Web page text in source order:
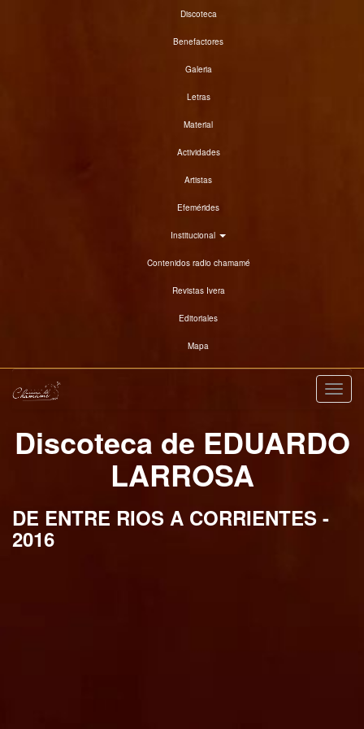
Discoteca
Benefactores
Galeria
Letras
Material
Actividades
Artistas
Efemérides
Institucional
Contenidos radio chamamé
Revistas Ivera
Editoriales
Mapa
Discoteca de EDUARDO
LARROSA
DE ENTRE RIOS A CORRIENTES -
2016